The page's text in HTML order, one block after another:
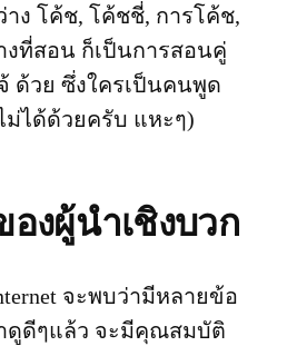
ง โค้ช, โค้ชชี่, การโค้ช,
งที่สอน ก็เป็นการสอนคู่
ด้วย ซึ่งใครเป็นคนพูด
ได้ด้วยครับ แหะๆ)
งผู้นำเชิงบวก
จะพบว่ามีหลายข้อ
ดูดีๆแล้ว จะมีคุณสมบัติ